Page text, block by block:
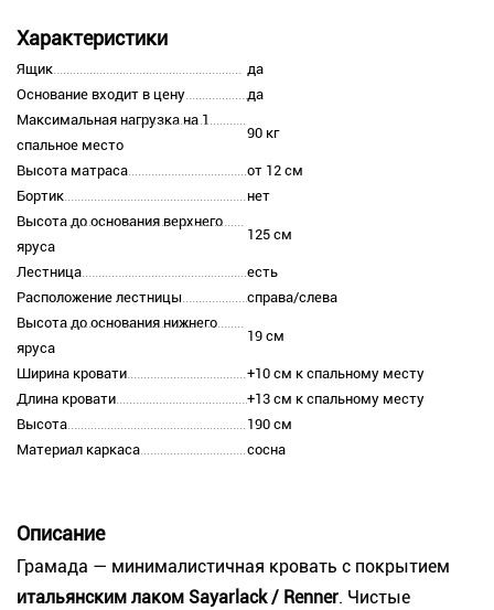
Характеристики
Ящик
да
Основание входит в цену
да
Максимальная нагрузка на 1
спальное место
90 кг
Высота матраса
от 12 см
Бортик
нет
Высота до основания верхнего
яруса
125 см
Лестница
есть
Расположение лестницы
справа/слева
Высота до основания нижнего
яруса
19 см
Ширина кровати
+10 см к спальному месту
Длина кровати
+13 см к спальному месту
Высота
190 см
Материал каркаса
сосна
Описание
Грамада — минималистичная кровать с покрытием
итальянским лаком Sayarlack / Renner. Чистые